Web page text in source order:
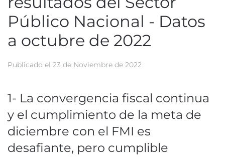
Público Nacional - Datos
a octubre de 2022
Publicado el 23 de Noviembre de 2022
1- La convergencia fiscal continua
y el cumplimiento de la meta de
diciembre con el FMI es
desafiante, pero cumplible